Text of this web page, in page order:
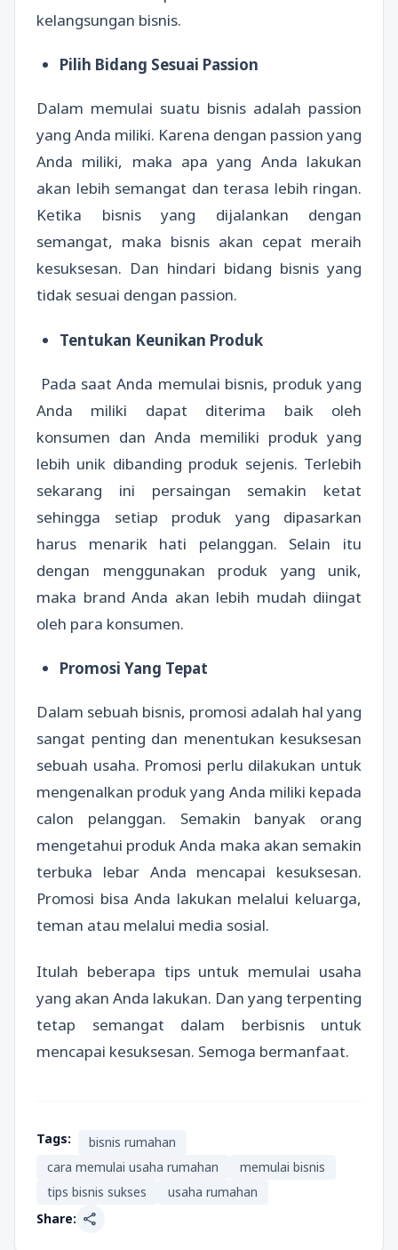
kelangsungan bisnis.
Pilih Bidang Sesuai Passion
Dalam memulai suatu bisnis adalah passion
yang Anda miliki. Karena dengan passion yang
Anda miliki, maka apa yang Anda lakukan
akan lebih semangat dan terasa lebih ringan.
Ketika bisnis yang dijalankan dengan
semangat, maka bisnis akan cepat meraih
kesuksesan. Dan hindari bidang bisnis yang
tidak sesuai dengan passion.
Tentukan Keunikan Produk
Pada saat Anda memulai bisnis, produk yang
Anda miliki dapat diterima baik oleh
konsumen dan Anda memiliki produk yang
lebih unik dibanding produk sejenis. Terlebih
sekarang ini persaingan semakin ketat
sehingga setiap produk yang dipasarkan
harus menarik hati pelanggan. Selain itu
dengan menggunakan produk yang unik,
maka brand Anda akan lebih mudah diingat
oleh para konsumen.
Promosi Yang Tepat
Dalam sebuah bisnis, promosi adalah hal yang
sangat penting dan menentukan kesuksesan
sebuah usaha. Promosi perlu dilakukan untuk
mengenalkan produk yang Anda miliki kepada
calon pelanggan. Semakin banyak orang
mengetahui produk Anda maka akan semakin
terbuka lebar Anda mencapai kesuksesan.
Promosi bisa Anda lakukan melalui keluarga,
teman atau melalui media sosial.
Itulah beberapa tips untuk memulai usaha
yang akan Anda lakukan. Dan yang terpenting
tetap semangat dalam berbisnis untuk
mencapai kesuksesan. Semoga bermanfaat.
Tags:
bisnis rumahan
cara memulai usaha rumahan
memulai bisnis
tips bisnis sukses
usaha rumahan
Share: share